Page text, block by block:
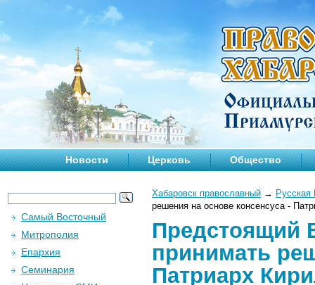
Новости Церковь Общество
Хабаровск православный →
решения на основе консенсуса -
Предстоящий
принимать
Патриарх
Самый Восточный
Митрополия
Епархия
Семинария